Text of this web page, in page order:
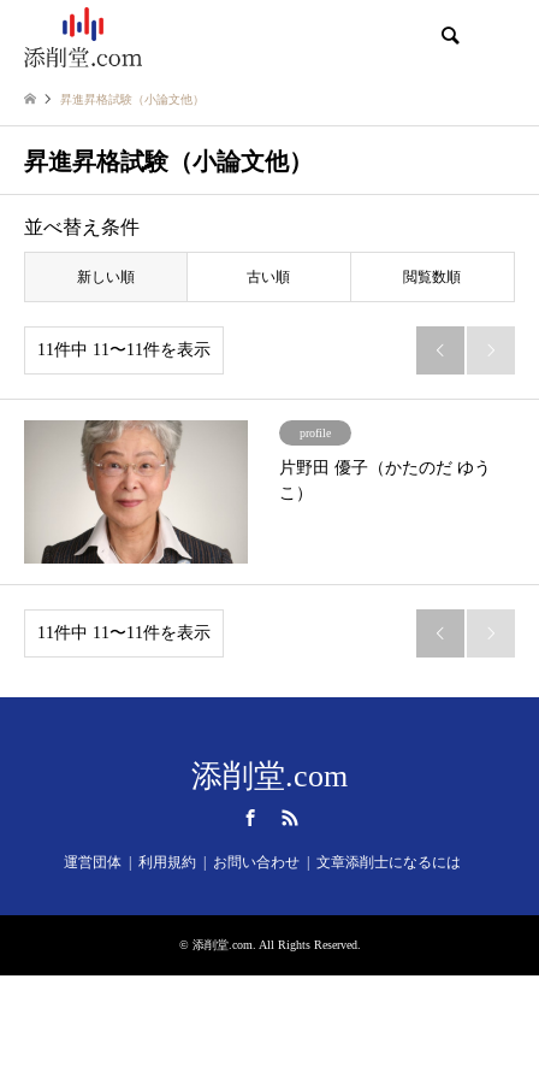
昇進昇格試験（小論文他）
昇進昇格試験（小論文他）
並べ替え条件
新しい順 古い順 閲覧数順
11件中 11〜11件を表示  
profile
片野田 優子（かたのだ ゆう
こ）
11件中 11〜11件を表示  
添削堂.com
運営団体 利用規約 お問い合わせ 文章添削士になるには
© 添削堂.com . All Rights Reserved.